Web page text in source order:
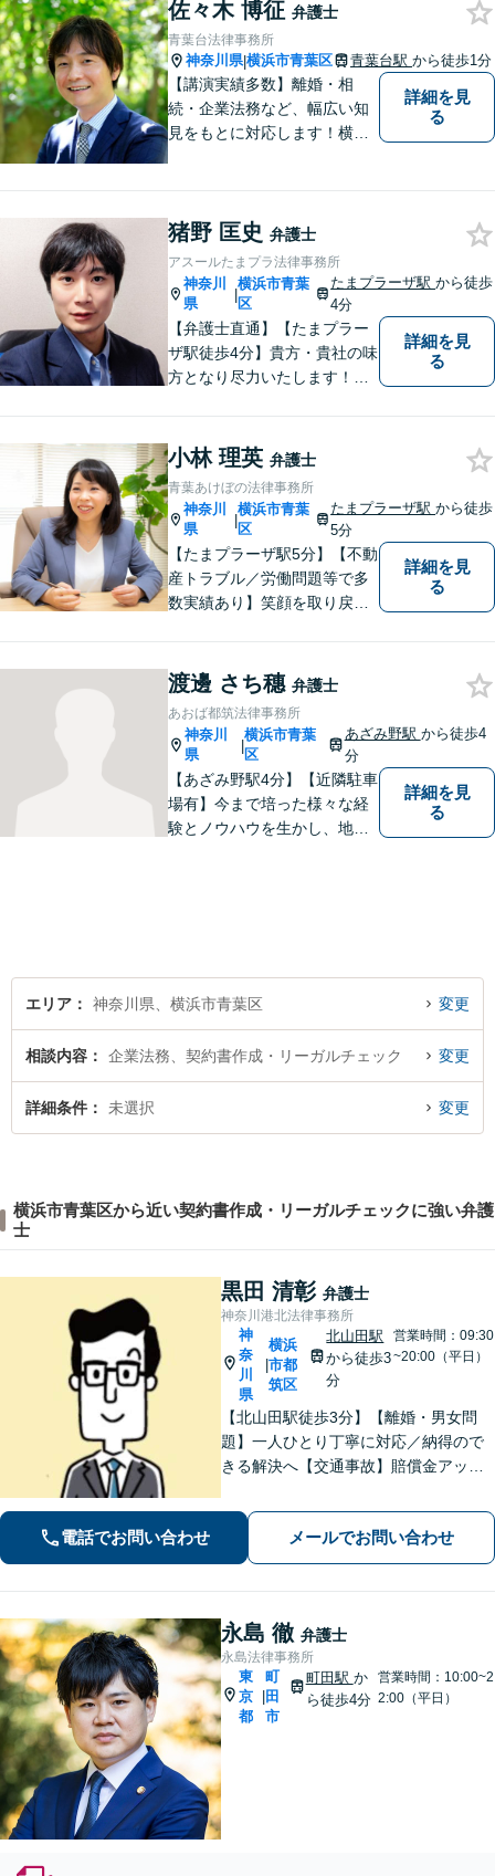
佐々木 博征 弁護士
青葉台法律事務所
神奈川県|横浜市青葉区 青葉台駅 から徒歩1分
【講演実績多数】離婚・相
続・企業法務など、幅広い知
見をもとに対応します！横
り】負債総額数億円の倒産申
立ての実績あり【完全個室】
【青葉台駅1分】【複数弁護士
在籍】
詳細を見
る
猪野 匡史 弁護士
アスールたまプラ法律事務所
神奈川
県
|
横浜市青葉
区
たまプラーザ駅から徒歩
4分
【弁護士直通】【たまプラー
ザ駅徒歩4分】貴方・貴社の味
方となり尽力いたします！当
ください。
詳細を見
る
小林 理英 弁護士
青葉あけぼの法律事務所
神奈川
県
|
横浜市青葉
区
たまプラーザ駅から徒歩
5分
【たまプラーザ駅5分】【不動
産トラブル／労働問題等で多
数実績あり】笑顔を取り戻す
えます。【契約時点での明朗
会計】
詳細を見
る
渡邊 さち穗 弁護士
あおば都筑法律事務所
神奈川
県
|
横浜市青葉
区
あざみ野駅 から徒歩4
分
【あざみ野駅4分】【近隣駐車
場有】今まで培った様々な経
験とノウハウを生かし、地域
軽にご相談ください。
詳細を見
る
エリア 神奈川県、横浜市青葉区 変更
相談内容 企業法務、契約書作成・リーガルチェック 変更
詳細条件 未選択 変更
横浜市青葉区から近い契約書作成・リーガルチェックに強い弁護
士
黒田 清彰 弁護士
神奈川港北法律事務所
神
奈
川
県
|
横浜
市都
筑区
北山田駅
から徒歩3
分
営業時間：09:30
~20:00（平日）
【北山田駅徒歩3分】【離婚・男女問
題】一人ひとり丁寧に対応／納得ので
きる解決へ【交通事故】賠償金アップ
手続きはお任せ【借金・債務整理】手
続きはもちろん、再発防止策や今後の
生活のフォローも行います。
電話でお問い合わせ メールでお問い合わせ
永島 徹 弁護士
永島法律事務所
東
京
都
町
田
市
町田駅 か
ら徒歩4分
営業時間：10:00~2
2:00（平日）